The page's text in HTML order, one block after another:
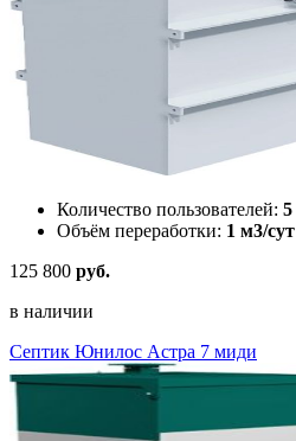
Количество пользователей: 5
Объём переработки: 1 м3/сут
125 800 руб.
в наличии
Септик Юнилос Астра 7 миди